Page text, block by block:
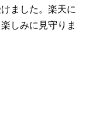
ました。楽天に
しみに見守りま